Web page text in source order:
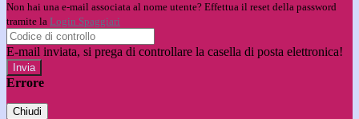
Non hai una e-mail associata al nome utente? Effettua il reset della password
tramite la Login Spaggiari
E-mail inviata, si prega di controllare la casella di posta elettronica!
Errore
Chiudi